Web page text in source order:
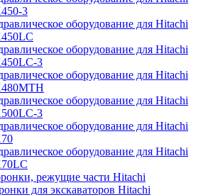
3
оборудование для Hitachi
оборудование для Hitachi
3
оборудование для Hitachi
оборудование для Hitachi
3
оборудование для Hitachi
оборудование для Hitachi
режущие части Hitachi
для экскаваторов Hitachi